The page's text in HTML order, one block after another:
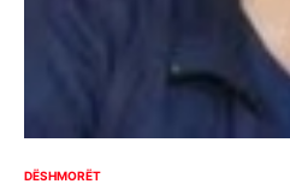
DËSHMORËT